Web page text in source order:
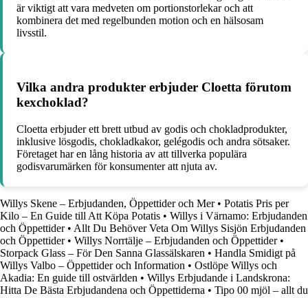
är viktigt att vara medveten om portionstorlekar och att
kombinera det med regelbunden motion och en hälsosam
livsstil.
Vilka andra produkter erbjuder Cloetta förutom
kexchoklad?
Cloetta erbjuder ett brett utbud av godis och chokladprodukter,
inklusive lösgodis, chokladkakor, gelégodis och andra sötsaker.
Företaget har en lång historia av att tillverka populära
godisvarumärken för konsumenter att njuta av.
Willys Skene – Erbjudanden, Öppettider och Mer• Potatis Pris per
Kilo – En Guide till Att Köpa Potatis • Willys i Värnamo: Erbjudanden
och Öppettider• Allt Du Behöver Veta Om Willys Sisjön Erbjudanden
och Öppettider• Willys Norrtälje – Erbjudanden och Öppettider•
Storpack Glass – För Den Sanna Glassälskaren • Handla Smidigt på
Willys Valbo – Öppettider och Information • Ostlöpe Willys och
Akadia: En guide till ostvärlden • Willys Erbjudande i Landskrona:
Hitta De Bästa Erbjudandena och Öppettiderna • Tipo 00 mjöl – allt du